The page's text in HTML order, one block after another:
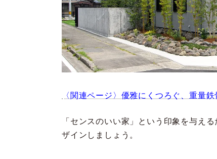
〈関連ページ〉優雅にくつろぐ、重量鉄
「センスのいい家」という印象を与え
ザインしましょう。